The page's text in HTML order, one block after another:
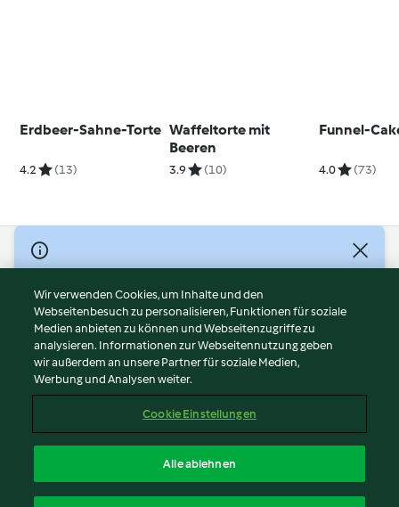
Erdbeer-Sahne-Torte
4.2 (13)
Waffeltorte mit
Beeren
3.9 (10)
Funnel-
4.0 (73)
© Copyright 2026
Nutzungsbedingungen
Datenschutzrichtlinien
Disclaimer
Impressum
Cookies
Abo kündigen
Erklärung zur Barrierefreiheit
Wir verwenden Cookies, um Inhalte und den
Webseitenbesuch zu personalisieren, Funktionen für soziale
Medien anbieten zu können und Webseitenzugriffe zu
analysieren. Informationen zur Webseitennutzung geben
wir außerdem an unsere Partner für soziale Medien,
Werbung und Analysen weiter.
Cookie Einstellungen
Alle ablehnen